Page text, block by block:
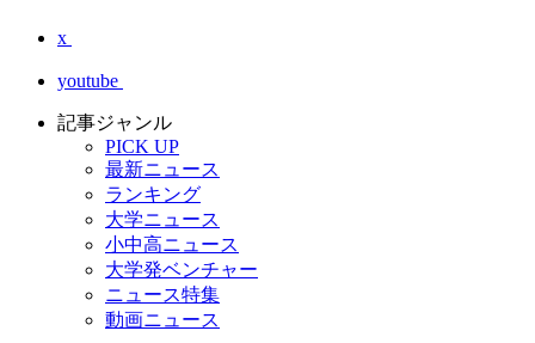
x
youtube
記事ジャンル
PICK UP
最新ニュース
ランキング
大学ニュース
小中高ニュース
大学発ベンチャー
ニュース特集
動画ニュース